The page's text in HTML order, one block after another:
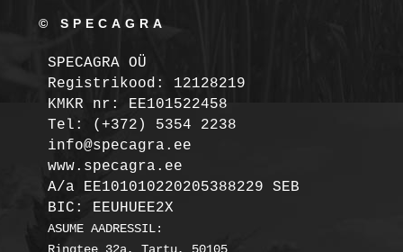
© SPECAGRA
SPECAGRA OÜ
Registrikood: 12128219
KMKR nr: EE101522458
Tel: (+372) 5354 2238
info@specagra.ee
A/a EE101010220205388229 SEB
BIC: EEUHUEE2X
ASUME AADRESSIL:
Ringtee 32a, Tartu, 50105